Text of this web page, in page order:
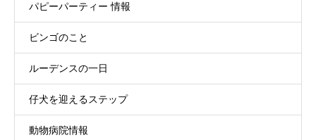
パピーパーティー 情報
ビンゴのこと
ルーデンスの一日
仔犬を迎えるステップ
動物病院情報